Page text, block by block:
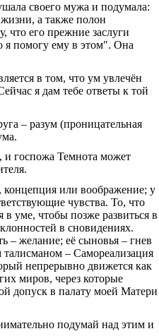
своего мужа и подумала:
а также полон
что его прежние заслуги
я помогу ему в этом". Она
в том, что ум увлечён
я дам тебе ответы к той
– разум (проницательная
и госпожа Темнота может
концепция или воображение; у
чувства. То, что
уме, чтобы позже развиться в
в сновидениях.
– желание; её сыновья – гнев
– Самореализация
непрерывно движется как
миров, через которые
допуск в палату моей Матери
подумай над этим и